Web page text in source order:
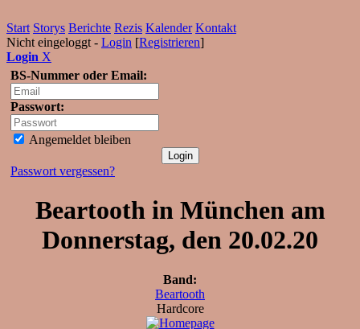
Start Storys Berichte Rezis Kalender Kontakt
Nicht eingeloggt - Login [Registrieren]
Login X
BS-Nummer oder Email:
Passwort:
Angemeldet bleiben
Passwort vergessen?
Beartooth in München am
Donnerstag, den 20.02.20
Band:
Beartooth
Hardcore